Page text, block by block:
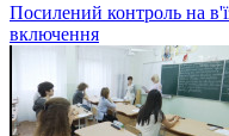
Посилений контроль на
включення